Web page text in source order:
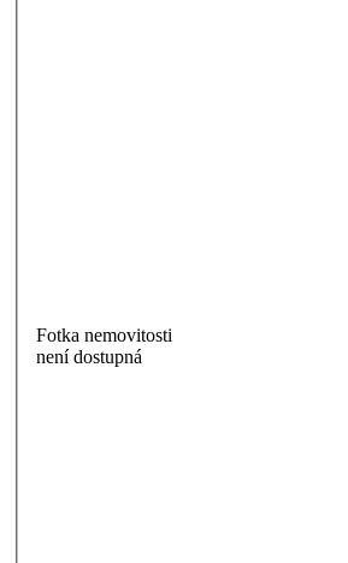
Fotka nemovitosti
není dostupná